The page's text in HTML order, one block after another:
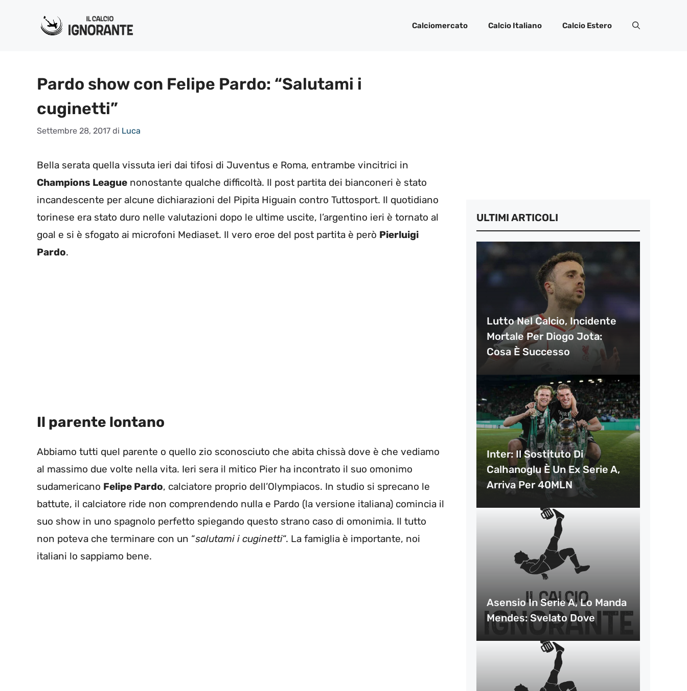
Calciomercato Calcio Italiano Calcio Estero
Pardo show con Felipe Pardo: “Salutami i
cuginetti”
Settembre 28, 2017 di Luca
Bella serata quella vissuta ieri dai tifosi di Juventus e Roma, entrambe vincitrici in
Champions League nonostante qualche difficoltà. Il post partita dei bianconeri è stato
incandescente per alcune dichiarazioni del Pipita Higuain contro Tuttosport. Il quotidiano
torinese era stato duro nelle valutazioni dopo le ultime uscite, l’argentino ieri è tornato al
goal e si è sfogato ai microfoni Mediaset. Il vero eroe del post partita è però Pierluigi
Pardo.
Il parente lontano
Abbiamo tutti quel parente o quello zio sconosciuto che abita chissà dove è che vediamo
al massimo due volte nella vita. Ieri sera il mitico Pier ha incontrato il suo omonimo
sudamericano Felipe Pardo, calciatore proprio dell’Olympiacos. In studio si sprecano le
battute, il calciatore ride non comprendendo nulla e Pardo (la versione italiana) comincia il
suo show in uno spagnolo perfetto spiegando questo strano caso di omonimia. Il tutto
non poteva che terminare con un “salutami i cuginetti“. La famiglia è importante, noi
italiani lo sappiamo bene.
ULTIMI ARTICOLI
Lutto Nel Calcio, Incidente
Mortale Per Diogo Jota:
Cosa È Successo
Inter: Il Sostituto Di
Calhanoglu È Un Ex Serie A,
Arriva Per 40MLN
Asensio In Serie A, Lo Manda
Mendes: Svelato Dove